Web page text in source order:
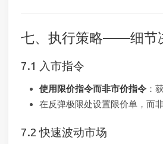
七、执行策略——细节
7.1 入市指令
使用限价指令而非市价指令：
在反弹极限处设置限价单，而
7.2 快速波动市场